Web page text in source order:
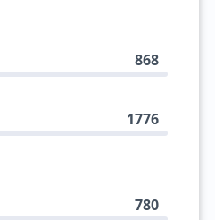
868
1776
780